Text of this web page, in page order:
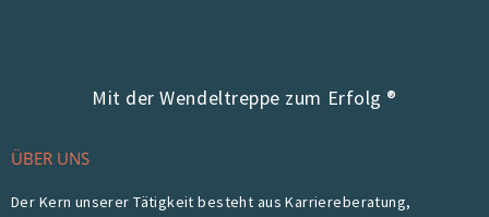
Mit der Wendeltreppe zum Erfolg ®
ÜBER UNS
Der Kern unserer Tätigkeit besteht aus Karriereberatung,